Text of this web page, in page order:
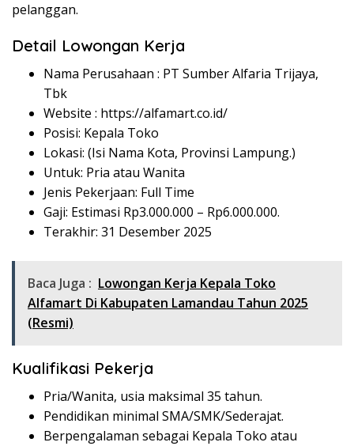
pelanggan.
Detail Lowongan Kerja
Nama Perusahaan : PT Sumber Alfaria Trijaya,
Tbk
Website : https://alfamart.co.id/
Posisi: Kepala Toko
Lokasi: (Isi Nama Kota, Provinsi Lampung.)
Untuk: Pria atau Wanita
Jenis Pekerjaan: Full Time
Gaji: Estimasi Rp3.000.000 – Rp6.000.000.
Terakhir: 31 Desember 2025
Baca Juga : Lowongan Kerja Kepala Toko
Alfamart Di Kabupaten Lamandau Tahun 2025
(Resmi)
Kualifikasi Pekerja
Pria/Wanita, usia maksimal 35 tahun.
Pendidikan minimal SMA/SMK/Sederajat.
Berpengalaman sebagai Kepala Toko atau